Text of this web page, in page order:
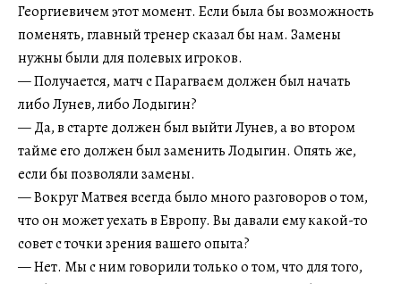
Георгиевичем этот момент. Если была бы возможность
поменять, главный тренер сказал бы нам. Замены
нужны были для полевых игроков.
— Получается, матч с Парагваем должен был начать
либо Лунев, либо Лодыгин?
— Да, в старте должен был выйти Лунев, а во втором
тайме его должен был заменить Лодыгин. Опять же,
если бы позволяли замены.
— Вокруг Матвея всегда было много разговоров о том,
что он может уехать в Европу. Вы давали ему какой-то
совет с точки зрения вашего опыта?
— Нет. Мы с ним говорили только о том, что для того,